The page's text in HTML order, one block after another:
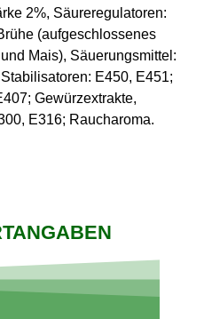
2%, Säureregulatoren:
(aufgeschlossenes
Mais), Säuerungsmittel:
E450, E451;
Gewürzextrakte,
E316; Raucharoma.